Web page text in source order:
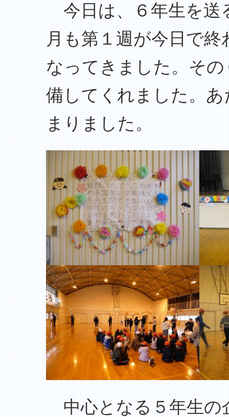
今日は、６年生を送
月も第１週が今日で
なってきました。そ
備してくれました。
まりました。
中心となる５年生の